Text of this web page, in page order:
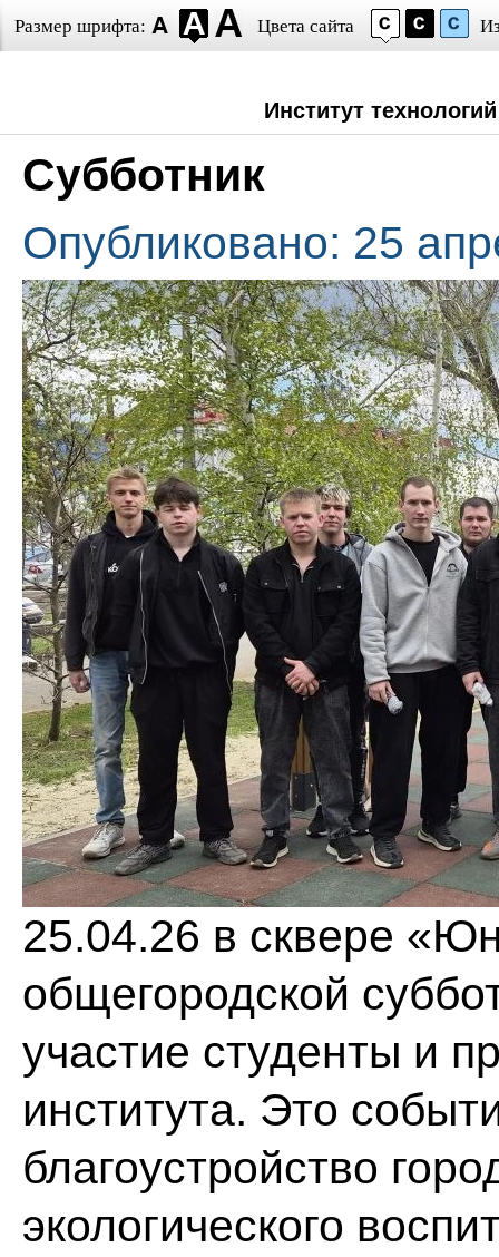
Размер шрифта: Цвета сайта
Институт
Субботник
Опубликовано: 25
25.04.26 в сквере
общегородской
участие студенты и
института. Это
благоустройство
экологического